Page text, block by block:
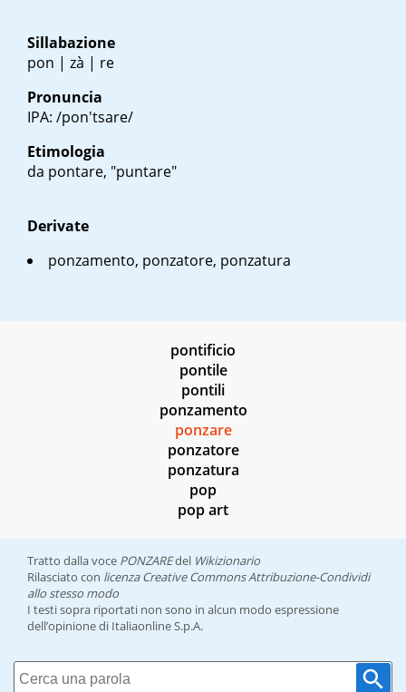
Sillabazione
pon | zà | re
Pronuncia
IPA: /pon'tsare/
Etimologia
da pontare, "puntare"
Derivate
ponzamento, ponzatore, ponzatura
pontificio
pontile
pontili
ponzamento
ponzare
ponzatore
ponzatura
pop
pop art
Tratto dalla voce PONZAREdel Wikizionario
Rilasciato con licenza Creative Commons Attribuzione-Condividi
allo stesso modo
I testi sopra riportati non sono in alcun modo espressione
dell’opinione di Italiaonline S.p.A.